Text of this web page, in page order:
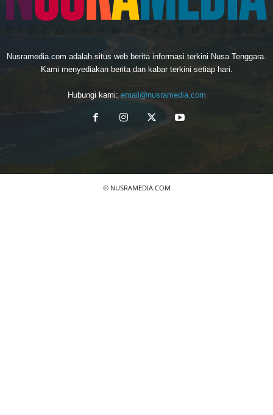
Nusramedia.com adalah situs web berita informasi terkini Nusa Tenggara.
Kami menyediakan berita dan kabar terkini setiap hari.
Hubungi kami: email@nusramedia.com
© NUSRAMEDIA.COM